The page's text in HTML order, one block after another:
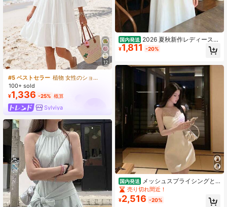
12
#5 ベストセラー
植物 女性のショートドレス
100+ sold
¥1,336 -25% 概算
Sylviya
国内発送 2026 夏秋新作レディースロ
ングワンピース フレンチエレガント
ワンショルダーデザイン アプリコッ
ラップ ポリエステル混紡ストレッチ
素材で落ち感上品 鎖骨美しく,着崩れ
しにくい大人ドレス
¥1,811 -20%
国内発送 メッシュスプライシングと
ダイヤモンド装飾のノースリーブワ
ンピース、女性用秋物ピュアセクシ
ースタイル、スリムフィットヒップ
売り切れ間近！
¥2,516 -20%